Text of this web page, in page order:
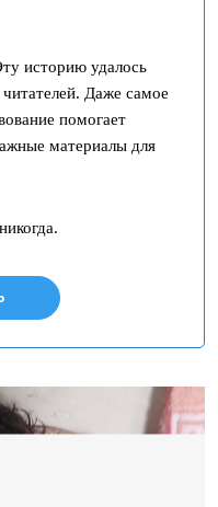
историю удалось
читателей. Даже самое
помогает
материалы для